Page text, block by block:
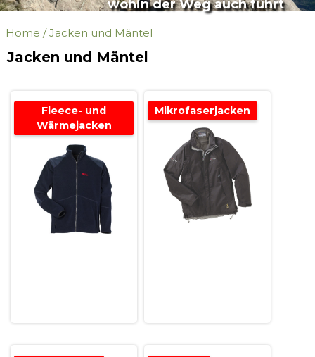
wohin der Weg auch führt
Home /Jacken und Mäntel
Jacken und Mäntel
Fleece- und
Wärmejacken
Mikrofaserjacken